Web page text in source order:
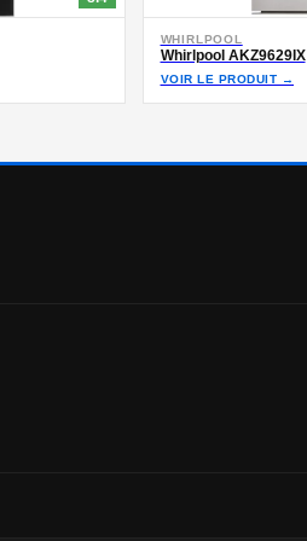
WHIRLPOOL
Whirlpool AKZ9629IX
VOIR LE PRODUIT →